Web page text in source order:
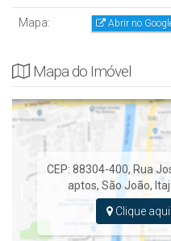
Mapa: Abrir no
Mapa do Imóvel
CEP: 88304-400, Rua
aptos, São João,
Clique